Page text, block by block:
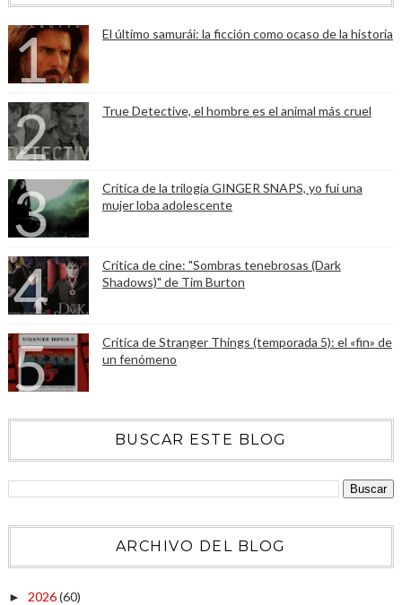
El último samurái: la ficción como ocaso de la historia
True Detective, el hombre es el animal más cruel
Crítica de la trilogía GINGER SNAPS, yo fui una
mujer loba adolescente
Crítica de cine: "Sombras tenebrosas (Dark
Shadows)" de Tim Burton
Crítica de Stranger Things (temporada 5): el «fin» de
un fenómeno
BUSCAR ESTE BLOG
ARCHIVO DEL BLOG
► 2026(60)